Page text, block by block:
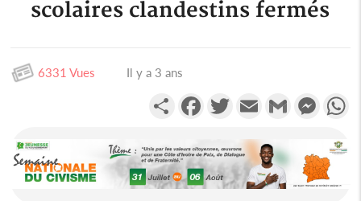
scolaires clandestins fermés
6331 Vues Il y a 3 ans
PartagerFacebookTwitterEmail Gmail